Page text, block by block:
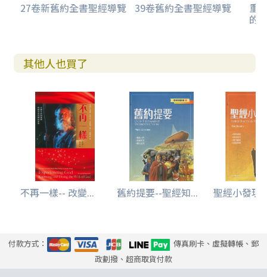
27卷新舊約全書聖經導覽 39卷舊約全書聖經導覽 重
的
其他人也買了
不再一樣-- 改變... 舊約提要--聖經知... 聖經小發現
付款方式：
傳真刷卡、虛擬轉帳、郵
政劃撥、超商取貨付款